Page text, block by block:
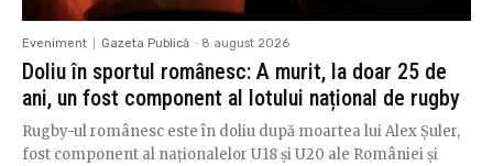
Eveniment Gazeta Publică - 8 august 2026
Doliu în sportul românesc: A murit, la doar 25 de
ani, un fost component al lotului național de rugby
Rugby-ul românesc este în doliu după moartea lui Alex Șuler,
fost component al naționalelor U18 și U20 ale României și